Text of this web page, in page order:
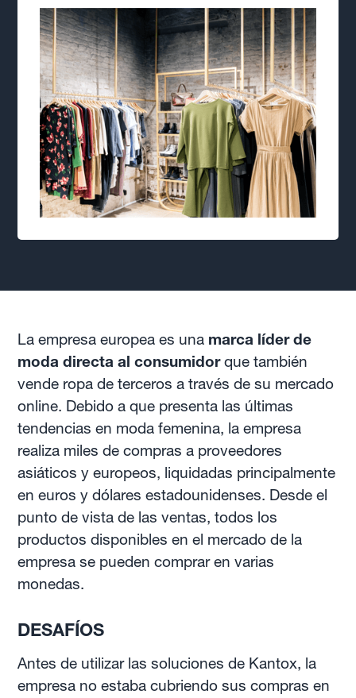
La empresa europea es una marca líder de
moda directa al consumidorque también
vende ropa de terceros a través de su mercado
online. Debido a que presenta las últimas
tendencias en moda femenina, la empresa
realiza miles de compras a proveedores
asiáticos y europeos, liquidadas principalmente
en euros y dólares estadounidenses. Desde el
punto de vista de las ventas, todos los
productos disponibles en el mercado de la
empresa se pueden comprar en varias
monedas.
DESAFÍOS
Antes de utilizar las soluciones de Kantox, la
empresa no estaba cubriendo sus compras en